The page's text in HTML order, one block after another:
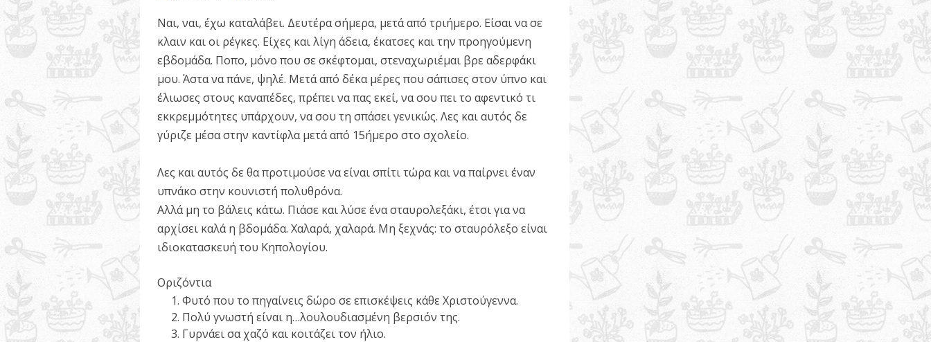
Ναι, ναι, έχω καταλάβει. Δευτέρα σήμερα, μετά από τριήμερο. Είσαι να σε
κλαιν και οι ρέγκες. Είχες και λίγη άδεια, έκατσες και την προηγούμενη
εβδομάδα. Ποπο, μόνο που σε σκέφτομαι, στεναχωριέμαι βρε αδερφάκι
μου. Άστα να πάνε, ψηλέ. Μετά από δέκα μέρες που σάπισες στον ύπνο και
έλιωσες στους καναπέδες, πρέπει να πας εκεί, να σου πει το αφεντικό τι
εκκρεμμότητες υπάρχουν, να σου τη σπάσει γενικώς. Λες και αυτός δε
γύριζε μέσα στην καντίφλα μετά από 15ήμερο στο σχολείο.
Λες και αυτός δε θα προτιμούσε να είναι σπίτι τώρα και να παίρνει έναν
υπνάκο στην κουνιστή πολυθρόνα.
Αλλά μη το βάλεις κάτω. Πιάσε και λύσε ένα σταυρολεξάκι, έτσι για να
αρχίσει καλά η βδομάδα. Χαλαρά, χαλαρά. Μη ξεχνάς: το σταυρόλεξο είναι
ιδιοκατασκευή του Κηπολογίου.
Οριζόντια
Φυτό που το πηγαίνεις δώρο σε επισκέψεις κάθε Χριστούγεννα.
Πολύ γνωστή είναι η…λουλουδιασμένη βερσιόν της.
Γυρνάει σα χαζό και κοιτάζει τον ήλιο.